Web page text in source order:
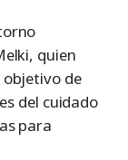
quien
de
del cuidado
para